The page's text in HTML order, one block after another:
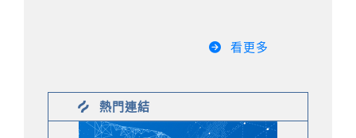
看更多
熱門連結